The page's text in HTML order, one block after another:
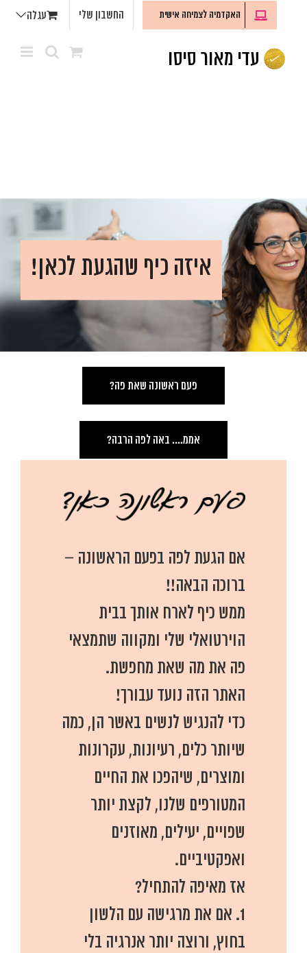
האקדמיה לצמיחה אישית החשבון שלי עגלה
איזה כיף שהגעת לכאן!
פעם ראשונה שאת פה?
אממ…. באה לפה הרבה?
אם הגעת לפה בפעם הראשונה –
ברוכה הבאה!!
ממש כיף לארח אותך בבית
הוירטואלי שלי ומקווה שתמצאי
פה את מה שאת מחפשת.
האתר הזה נועד עבורך!
כדי להנגיש לנשים באשר הן, כמה
שיותר כלים, רעיונות, עקרונות
ומוצרים, שיהפכו את החיים
המטורפים שלנו, לקצת יותר
שפויים, יעילים, מאוזנים
ואפקטיביים.
אז מאיפה להתחיל?
1. אם את מרגישה עם הלשון
בחוץ, ורוצה יותר אנרגיה בלי